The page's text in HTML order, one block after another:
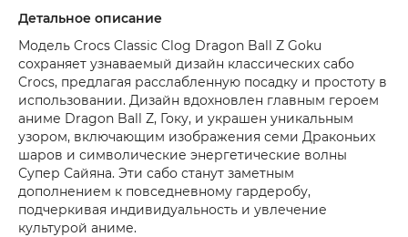
Детальное описание
Модель Crocs Classic Clog Dragon Ball Z Goku
сохраняет узнаваемый дизайн классических сабо
Crocs, предлагая расслабленную посадку и простоту в
использовании. Дизайн вдохновлен главным героем
аниме Dragon Ball Z, Гоку, и украшен уникальным
узором, включающим изображения семи Драконьих
шаров и символические энергетические волны
Супер Сайяна. Эти сабо станут заметным
дополнением к повседневному гардеробу,
подчеркивая индивидуальность и увлечение
культурой аниме.